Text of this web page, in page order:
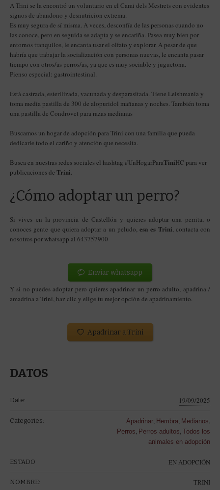
A Trini se la encontró un voluntario en el Cami dels Mestrets con evidentes
signos de abandono y desnutricion extrema.
Es muy segura de sí misma. A veces, desconfía de las personas cuando no
las conoce, pero en seguida se adapta y se encariña. Pasea muy bien por
entornos tranquilos, le encanta usar el olfato y explorar. A pesar de que
habría que trabajar la socialización con personas nuevas, le encanta pasar
tiempo con otros/as perros/as, ya que es muy sociable y juguetona.
Pienso especial: gastrointestinal.
Está castrada, esterilizada, vacunada y desparasitada. Tiene Leishmania y
toma media pastilla de 300 de alopuridol mañanas y noches. También toma
una pastilla de Condrovet para razas medianas
Buscamos un hogar de adopción para Trini con una familia que pueda
dedicarle todo el cariño y atención que necesita.
Busca en nuestras redes sociales el hashtag #UnHogarParaTiniHC para ver
publicaciones de Trini.
¿Cómo adoptar un perro?
Si vives en la provincia de Castellón y quieres adoptar una perrita, o
conoces gente que quiera adoptar a un peludo, esa es Trini, contacta con
nosotros por whatsapp al 643757900
Enviar whatsapp
Y si no puedes adoptar pero quieres apadrinar un perro adulto, apadrina /
amadrina a Trini, haz clic y elige tu mejor opción de apadrinamiento.
Apadrinar a Trini
DATOS
Date: 19/09/2025
Categories: Apadrinar, Hembra, Medianos,
Perros, Perros adultos, Todos los
animales en adopción
ESTADO EN ADOPCIÓN
NOMBRE: TRINI